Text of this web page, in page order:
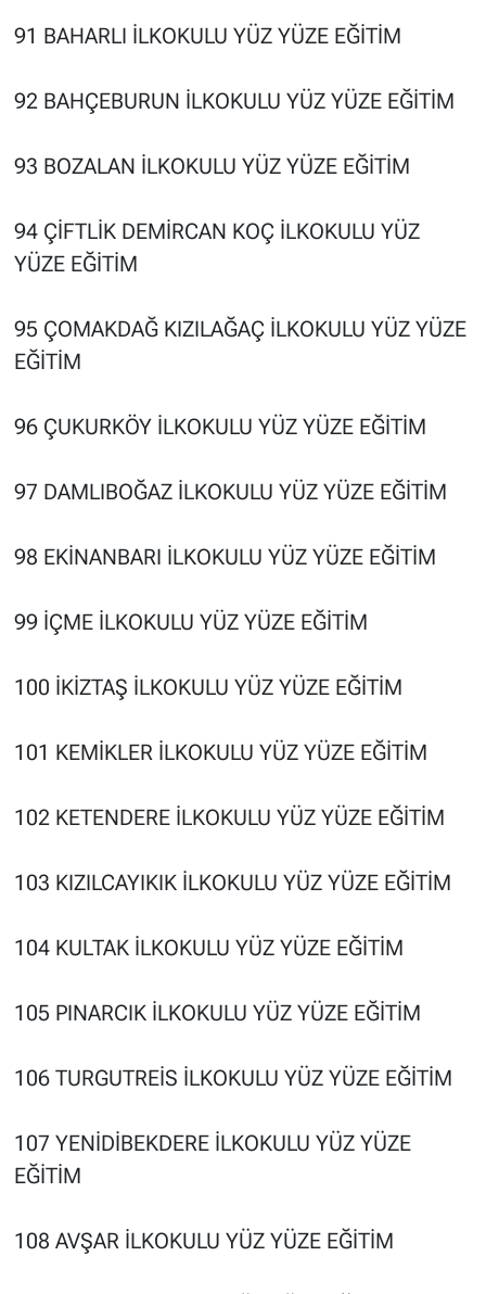
91 BAHARLI İLKOKULU YÜZ YÜZE EĞİTİM
92 BAHÇEBURUN İLKOKULU YÜZ YÜZE EĞİTİM
93 BOZALAN İLKOKULU YÜZ YÜZE EĞİTİM
94 ÇİFTLİK DEMİRCAN KOÇ İLKOKULU YÜZ
YÜZE EĞİTİM
95 ÇOMAKDAĞ KIZILAĞAÇ İLKOKULU YÜZ YÜZE
EĞİTİM
96 ÇUKURKÖY İLKOKULU YÜZ YÜZE EĞİTİM
97 DAMLIBOĞAZ İLKOKULU YÜZ YÜZE EĞİTİM
98 EKİNANBARI İLKOKULU YÜZ YÜZE EĞİTİM
99 İÇME İLKOKULU YÜZ YÜZE EĞİTİM
100 İKİZTAŞ İLKOKULU YÜZ YÜZE EĞİTİM
101 KEMİKLER İLKOKULU YÜZ YÜZE EĞİTİM
102 KETENDERE İLKOKULU YÜZ YÜZE EĞİTİM
103 KIZILCAYIKIK İLKOKULU YÜZ YÜZE EĞİTİM
104 KULTAK İLKOKULU YÜZ YÜZE EĞİTİM
105 PINARCIK İLKOKULU YÜZ YÜZE EĞİTİM
106 TURGUTREİS İLKOKULU YÜZ YÜZE EĞİTİM
107 YENİDİBEKDERE İLKOKULU YÜZ YÜZE
EĞİTİM
108 AVŞAR İLKOKULU YÜZ YÜZE EĞİTİM